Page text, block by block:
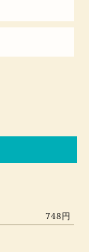
748円